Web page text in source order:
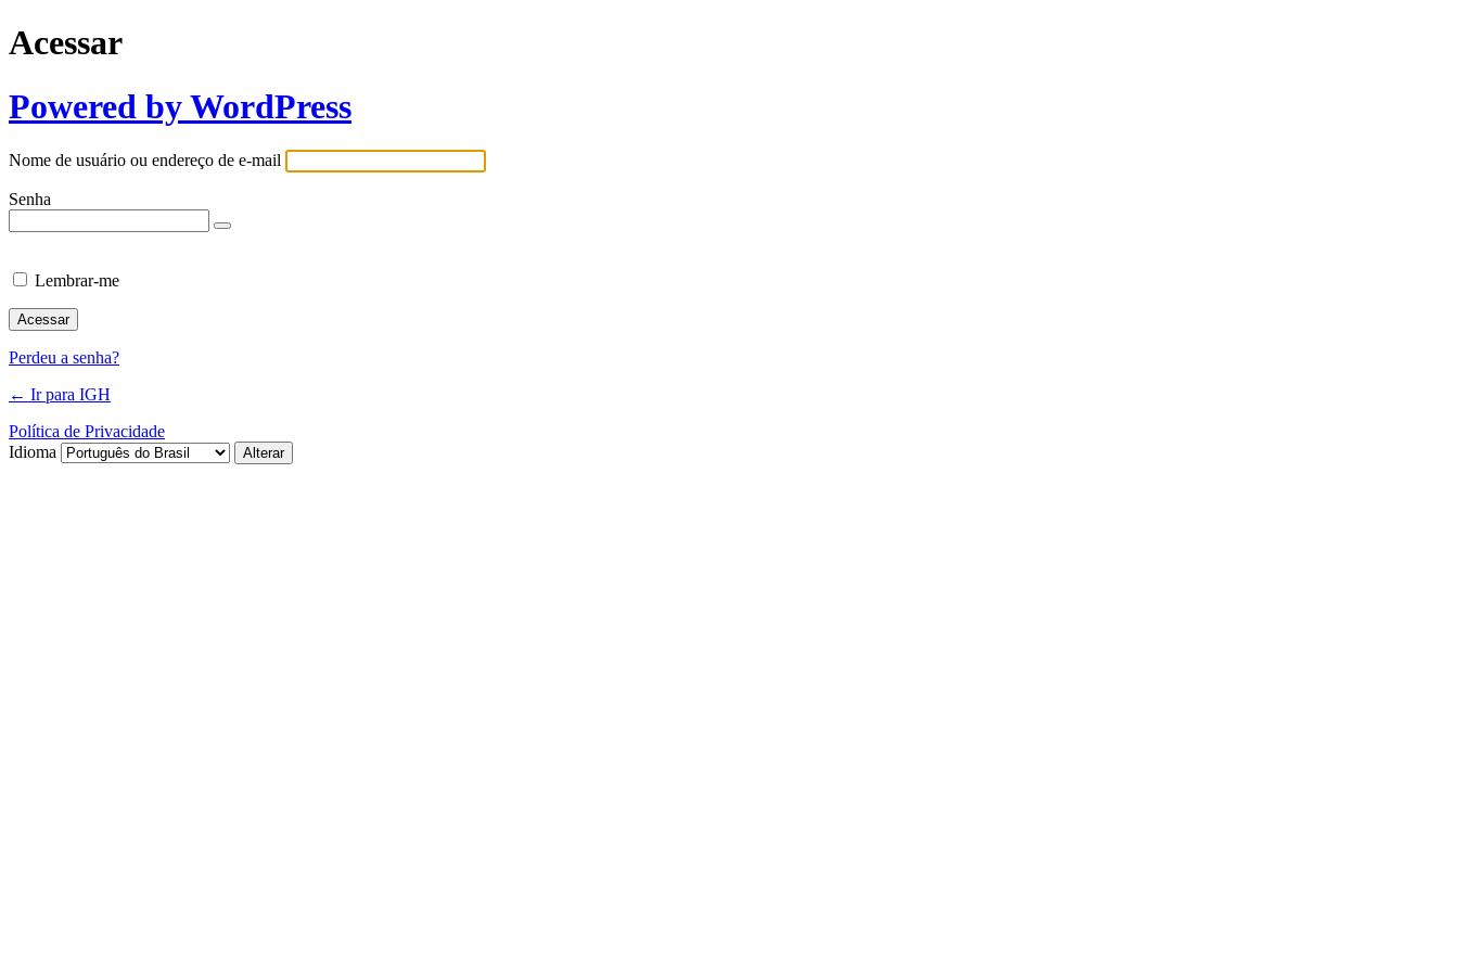
Acessar
Powered by WordPress
Nome de usuário ou endereço de e-mail
Senha
Lembrar-me
Perdeu a senha?
← Ir para IGH
Política de Privacidade
Idioma